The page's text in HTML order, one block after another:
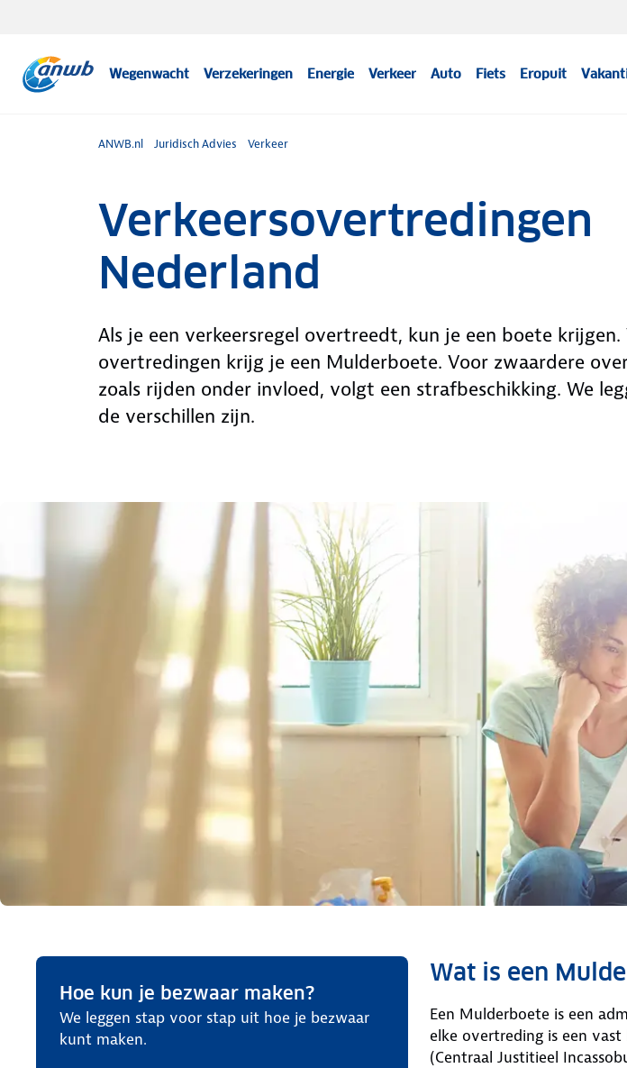
Wegenwacht Verzekeringen Energie Verkeer Auto Fiets Eropuit
ANWB.nl Juridisch Advies Verkeer
Verkeersovertredingen
Nederland
Als je een verkeersregel overtreedt, kun je een boete krijgen.
overtredingen krijg je een Mulderboete. Voor zwaardere
zoals rijden onder invloed, volgt een strafbeschikking. We
de verschillen zijn.
Hoe kun je bezwaar maken?
We leggen stap voor stap uit hoe je bezwaar
kunt maken.
Wat is een
Een Mulderboete is een
elke overtreding is een
(Centraal Justitieel